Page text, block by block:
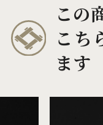
この
こち
ます